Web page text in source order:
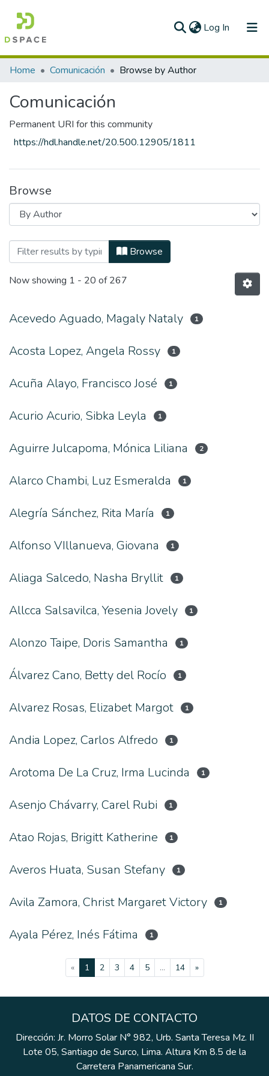
Log In (current)
Communities & Collections
Home Comunicación Browse by Author
Comunicación
Permanent URI for this community
https://hdl.handle.net/20.500.12905/1811
Browse
Browsing Comunicación by Author
Browse
Now showing 1 - 20 of 267
Acevedo Aguado, Magaly Nataly 1
Acosta Lopez, Angela Rossy 1
Acuña Alayo, Francisco José 1
Acurio Acurio, Sibka Leyla 1
Aguirre Julcapoma, Mónica Liliana 2
Alarco Chambi, Luz Esmeralda 1
Alegría Sánchez, Rita María 1
Alfonso VIllanueva, Giovana 1
Aliaga Salcedo, Nasha Bryllit 1
Allcca Salsavilca, Yesenia Jovely 1
Alonzo Taipe, Doris Samantha 1
Álvarez Cano, Betty del Rocío 1
Alvarez Rosas, Elizabet Margot 1
Andia Lopez, Carlos Alfredo 1
Arotoma De La Cruz, Irma Lucinda 1
Asenjo Chávarry, Carel Rubi 1
Atao Rojas, Brigitt Katherine 1
Averos Huata, Susan Stefany 1
Avila Zamora, Christ Margaret Victory 1
Ayala Pérez, Inés Fátima 1
« 1(current)
2 3 4 5 ... 14 »
DATOS DE CONTACTO
Dirección: Jr. Morro Solar N° 982, Urb. Santa Teresa Mz. II
Lote 05, Santiago de Surco, Lima. Altura Km 8.5 de la
Carretera Panamericana Sur.